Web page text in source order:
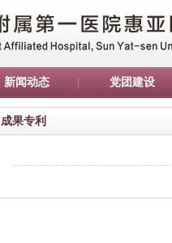
新闻动态 党团建设
成果专利